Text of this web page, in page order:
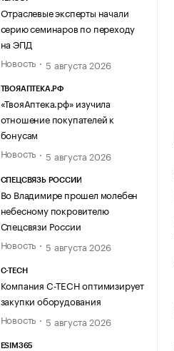
Отраслевые эксперты начали
серию семинаров по переходу
на ЭПД
Новость
5 августа 2026
ТВОЯАПТЕКА.РФ
«ТвояАптека.рф» изучила
отношение покупателей к
бонусам
Новость
5 августа 2026
СПЕЦСВЯЗЬ РОССИИ
Во Владимире прошел молебен
небесному покровителю
Спецсвязи России
Новость
5 августа 2026
C-TECH
Компания C-TECH оптимизирует
закупки оборудования
Новость
5 августа 2026
ESIM365